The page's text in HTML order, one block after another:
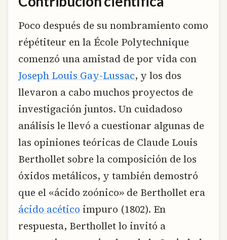
Poco después de su nombramiento como
répétiteur en la École Polytechnique
comenzó una amistad de por vida con
Joseph Louis Gay-Lussac, y los dos
llevaron a cabo muchos proyectos de
investigación juntos. Un cuidadoso
análisis le llevó a cuestionar algunas de
las opiniones teóricas de Claude Louis
Berthollet sobre la composición de los
óxidos metálicos, y también demostró
que el «ácido zoónico» de Berthollet era
ácido acético impuro (1802). En
respuesta, Berthollet lo invitó a